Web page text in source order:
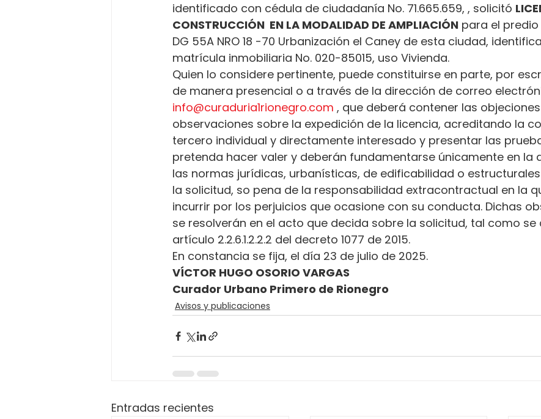
identificado con cédula de ciudadanía No. 71.665.659, , solicitó
CONSTRUCCIÓN  EN LA MODALIDAD DE AMPLIACIÓN para el
DG 55A NRO 18 -70 Urbanización el Caney de esta ciudad,
matrícula inmobiliaria No. 020-85015, uso Vivienda.
Quien lo considere pertinente, puede constituirse en parte, por
de manera presencial o a través de la dirección de correo
info@curaduria1rionegro.com , que deberá contener las
observaciones sobre la expedición de la licencia, acreditando la
tercero individual y directamente interesado y presentar las
pretenda hacer valer y deberán fundamentarse únicamente en la
las normas jurídicas, urbanísticas, de edificabilidad o
la solicitud, so pena de la responsabilidad extracontractual en la
incurrir por los perjuicios que ocasione con su conducta. Dichas
se resolverán en el acto que decida sobre la solicitud, tal como se
artículo 2.2.6.1.2.2.2 del decreto 1077 de 2015.
En constancia se fija, el día 23 de julio de 2025.
VÍCTOR HUGO OSORIO VARGAS
Curador Urbano Primero de Rionegro
Avisos y publicaciones
Entradas recientes